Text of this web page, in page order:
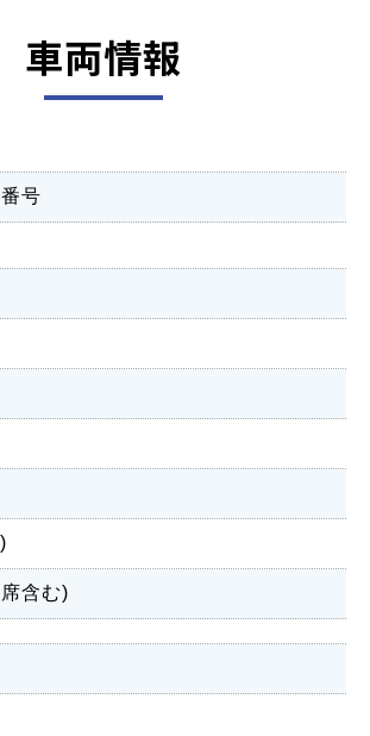
車両情報
号
含む)